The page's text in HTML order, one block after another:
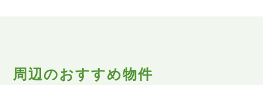
周辺のおすすめ物件